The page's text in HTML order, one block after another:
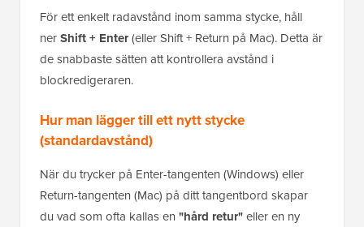
För ett enkelt radavstånd inom samma stycke, håll
nerShift + Enter(eller Shift + Return på Mac). Detta är
de snabbaste sätten att kontrollera avstånd i
blockredigeraren.
Hur man lägger till ett nytt stycke
(standardavstånd)
När du trycker på Enter-tangenten (Windows) eller
Return-tangenten (Mac) på ditt tangentbord skapar
du vad som ofta kallas en "hård retur"eller en ny